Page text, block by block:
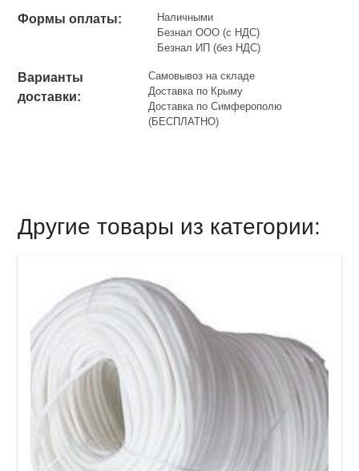
Формы оплаты:
Наличными
Безнал ООО (с НДС)
Безнал ИП (без НДС)
Варианты
доставки:
Самовывоз на складе
Доставка по Крыму
Доставка по Симферополю
(БЕСПЛАТНО)
Другие товары из категории: